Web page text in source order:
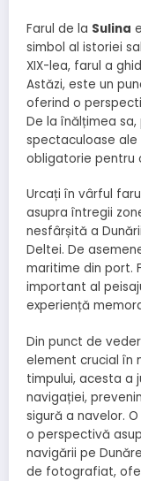
Farul de la Sulina
simbol al istoriei
XIX-lea, farul a
Astăzi, este un
oferind o
De la înălțimea
spectaculoase ale
obligatorie pentru
Urcați în vârful
asupra întregii
nesfârșită a
Deltei. De
maritime din port.
important al
experiență
Din punct de
element crucial în
timpului, acesta a
navigației,
sigură a navelor.
o perspectivă
navigării pe
de fotografiat,